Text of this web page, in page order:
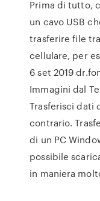
Prima di tutto,
un cavo USB
trasferire file
cellulare, per
6 set 2019
Immagini dal
Trasferisci dati
contrario.
di un PC
possibile
in maniera